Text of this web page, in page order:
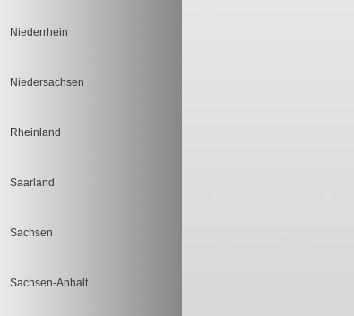
Niederrhein
Niedersachsen
Rheinland
Saarland
Sachsen
Sachsen-Anhalt